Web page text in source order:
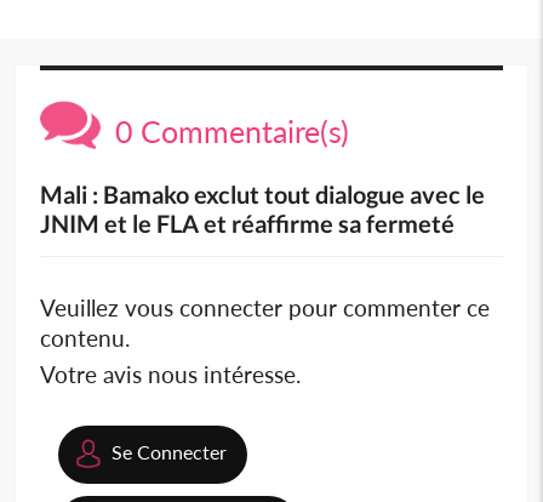
0 Commentaire(s)
Mali : Bamako exclut tout dialogue avec le
JNIM et le FLA et réaffirme sa fermeté
Veuillez vous connecter pour commenter ce
contenu.
Votre avis nous intéresse.
Se Connecter